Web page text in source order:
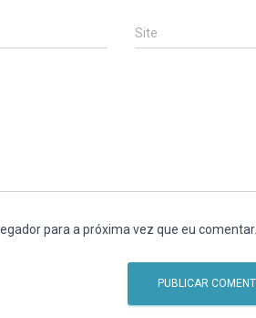
Site
para a próxima vez que eu comentar.